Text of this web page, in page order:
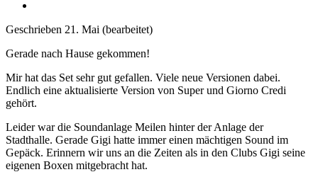
Geschrieben 21. Mai (bearbeitet)
Gerade nach Hause gekommen!
Mir hat das Set sehr gut gefallen. Viele neue Versionen dabei.
Endlich eine aktualisierte Version von Super und Giorno Credi
gehört.
Leider war die Soundanlage Meilen hinter der Anlage der
Stadthalle. Gerade Gigi hatte immer einen mächtigen Sound im
Gepäck. Erinnern wir uns an die Zeiten als in den Clubs Gigi seine
eigenen Boxen mitgebracht hat.